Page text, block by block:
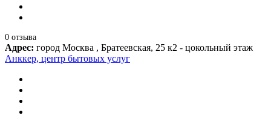
0 отзыва
Адрес: город Москва , Братеевская, 25 к2 - цокольный этаж
Анккер, центр бытовых услуг